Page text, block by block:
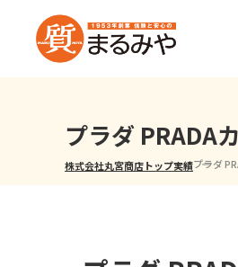
プラダ PRADA
株式会社丸宮商店トップ⁩実績プラダ